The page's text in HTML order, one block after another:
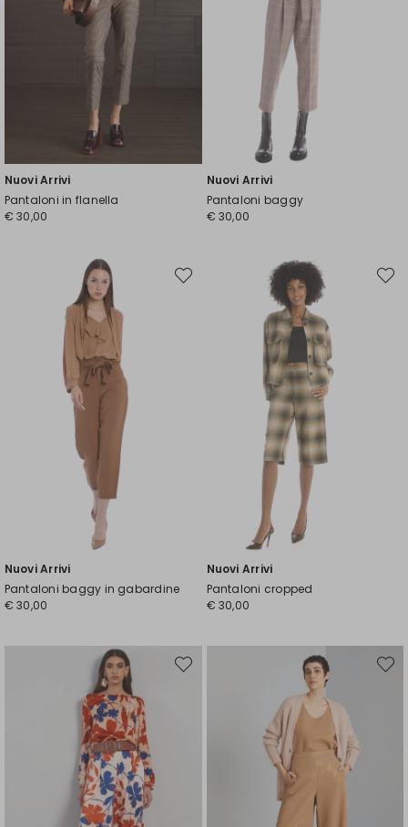
Nuovi Arrivi
Pantaloni in flanella
€ 30,00
Nuovi Arrivi
Pantaloni baggy
€ 30,00
Nuovi Arrivi
Pantaloni baggy in gabardine
€ 30,00
Sposta
Nuovi Arrivi
Pantaloni cropped
€ 30,00
Sposta